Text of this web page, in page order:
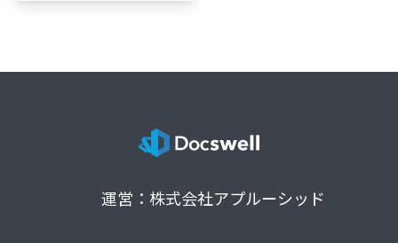
運営：株式会社アプルーシッド